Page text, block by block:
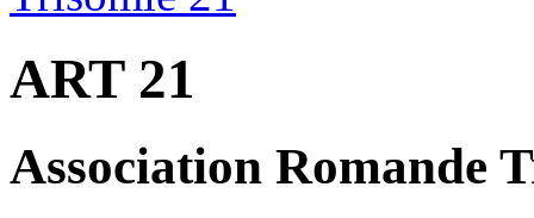
ART 21
Association Romande